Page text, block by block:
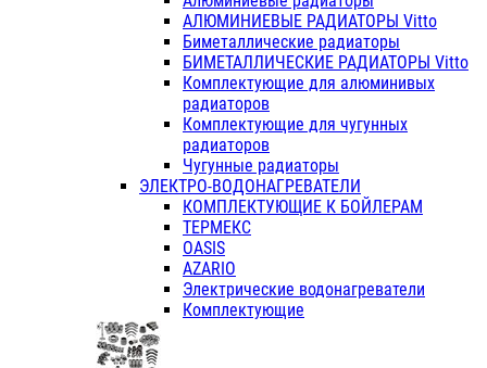
АЛЮМИНИЕВЫЕ РАДИАТОРЫ Vitto
Биметаллические радиаторы
БИМЕТАЛЛИЧЕСКИЕ РАДИАТОРЫ Vitto
Комплектующие для алюминивых
радиаторов
Комплектующие для чугунных
радиаторов
Чугунные радиаторы
ЭЛЕКТРО-ВОДОНАГРЕВАТЕЛИ
КОМПЛЕКТУЮЩИЕ К БОЙЛЕРАМ
ТЕРМЕКС
OASIS
AZARIO
Электрические водонагреватели
Комплектующие